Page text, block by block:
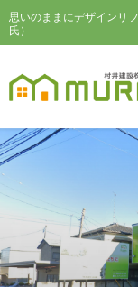
思いのままにデザインリ
氏）